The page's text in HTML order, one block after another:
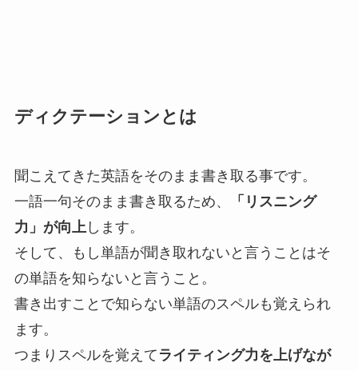
ディクテーションとは
聞こえてきた英語をそのまま書き取る事です。
一語一句そのまま書き取るため、
「リスニング
力」が向上 します。
そして、もし単語が聞き取れないと言うことはそ
の単語を知らないと言うこと。
書き出すことで知らない単語のスペルも覚えられ
ます。
つまりスペルを覚えて ライティング力を上げなが